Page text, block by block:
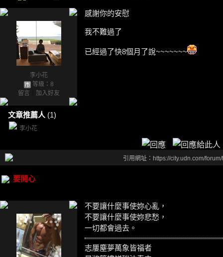
李小花
等級：8
留言
加入好友
文章推薦人 (1)
李小花
感謝你的安慰
我不難過了
已經過了快8個月了說~~~~~~~
引用網址：https://city.udn.com/
要開心
不要讓什麼事使妳心亂，
不要讓什麼事使妳悲愁，
一切都會過去。
志屢塵夢萬象皆福者